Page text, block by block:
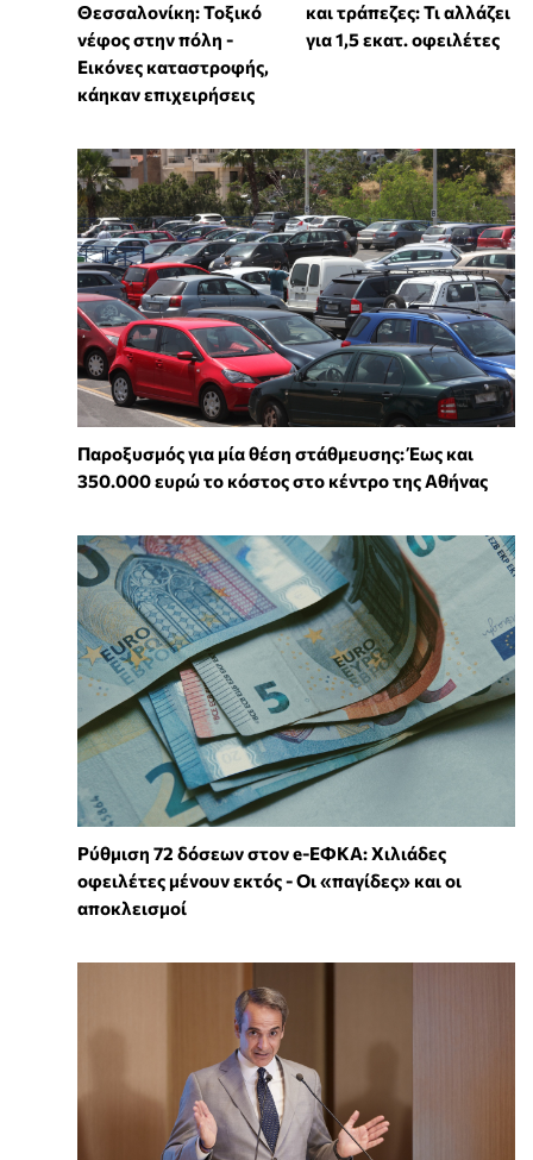
Θεσσαλονίκη: Τοξικό
νέφος στην πόλη -
Εικόνες καταστροφής,
κάηκαν επιχειρήσεις
και τράπεζες: Τι αλλάζει
για 1,5 εκατ. οφειλέτες
Παροξυσμός για μία θέση στάθμευσης: Έως και
350.000 ευρώ το κόστος στο κέντρο της Αθήνας
Ρύθμιση 72 δόσεων στον e-ΕΦΚΑ: Χιλιάδες
οφειλέτες μένουν εκτός - Οι «παγίδες» και οι
αποκλεισμοί